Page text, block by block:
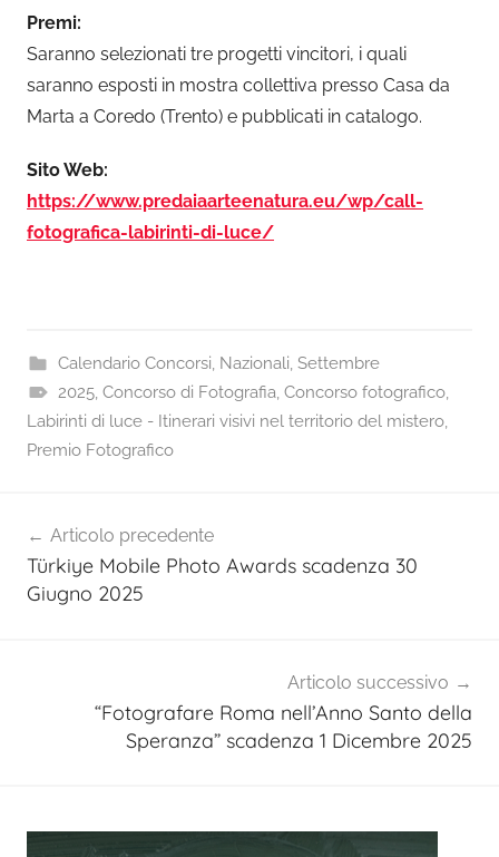
Premi:
Saranno selezionati tre progetti vincitori, i quali
saranno esposti in mostra collettiva presso Casa da
Marta a Coredo (Trento) e pubblicati in catalogo.
Sito Web:
https://www.predaiaarteenatura.eu/wp/call-
fotografica-labirinti-di-luce/
Calendario Concorsi, Nazionali, Settembre
2025, Concorso di Fotografia, Concorso fotografico,
Labirinti di luce - Itinerari visivi nel territorio del mistero,
Premio Fotografico
articoli
Articolo precedente
Türkiye Mobile Photo Awards scadenza 30
Giugno 2025
Articolo successivo
“Fotografare Roma nell’Anno Santo della
Speranza” scadenza 1 Dicembre 2025